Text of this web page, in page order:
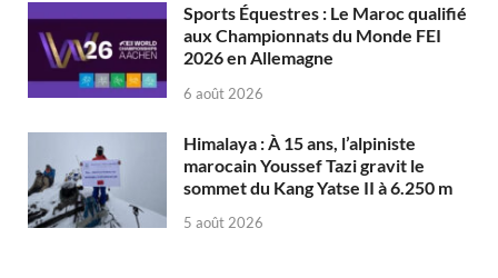
Sports Équestres : Le Maroc qualifié
aux Championnats du Monde FEI
2026 en Allemagne
6 août 2026
Himalaya : À 15 ans, l’alpiniste
marocain Youssef Tazi gravit le
sommet du Kang Yatse II à 6.250 m
5 août 2026